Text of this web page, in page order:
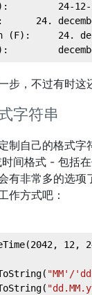
24-12-
24.
24.
步，不过有时这
字符串
制自己的格式
间格式 - 包括
有非常多的选
作方式吧：
2042, 12,
"MM'/